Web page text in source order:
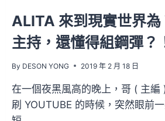
ALITA 來到現實世界為
主持，還懂得組鋼彈？
By DESON YONG 2019 年 2 月 18 日
在一個夜黑風高的晚上，哥 ( 主編
刷 YOUTUBE 的時候，突然眼前